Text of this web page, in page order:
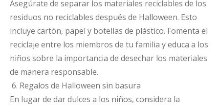
Asegúrate de separar los materiales reciclables de los
residuos no reciclables después de Halloween. Esto
incluye cartón, papel y botellas de plástico. Fomenta el
reciclaje entre los miembros de tu familia y educa a los
niños sobre la importancia de desechar los materiales
de manera responsable.
6. Regalos de Halloween sin basura
En lugar de dar dulces a los niños, considera la